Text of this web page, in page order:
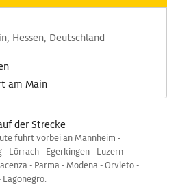
Hessen, Deutschland
am Main
der Strecke
führt vorbei an Mannheim -
Lörrach - Egerkingen - Luzern -
- Parma - Modena - Orvieto -
Lagonegro.